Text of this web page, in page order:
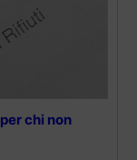
chi non